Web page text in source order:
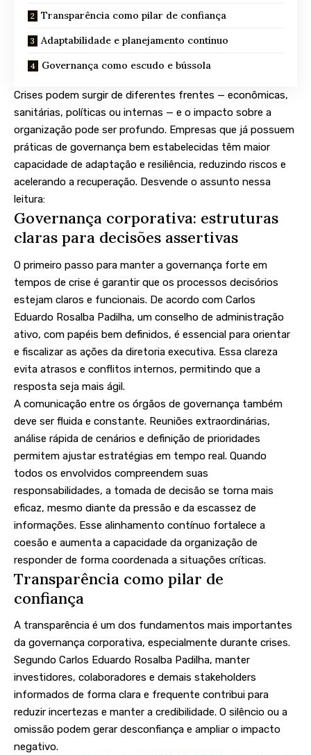
Transparência como pilar de confiança
Adaptabilidade e planejamento contínuo
Governança como escudo e bússola
Crises podem surgir de diferentes frentes — econômicas,
sanitárias, políticas ou internas — e o impacto sobre a
organização pode ser profundo. Empresas que já possuem
práticas de governança bem estabelecidas têm maior
capacidade de adaptação e resiliência, reduzindo riscos e
acelerando a recuperação. Desvende o assunto nessa
leitura:
Governança corporativa: estruturas
claras para decisões assertivas
O primeiro passo para manter a governança forte em
tempos de crise é garantir que os processos decisórios
estejam claros e funcionais. De acordo com Carlos
Eduardo Rosalba Padilha, um conselho de administração
ativo, com papéis bem definidos, é essencial para orientar
e fiscalizar as ações da diretoria executiva. Essa clareza
evita atrasos e conflitos internos, permitindo que a
resposta seja mais ágil.
A comunicação entre os órgãos de governança também
deve ser fluida e constante. Reuniões extraordinárias,
análise rápida de cenários e definição de prioridades
permitem ajustar estratégias em tempo real. Quando
todos os envolvidos compreendem suas
responsabilidades, a tomada de decisão se torna mais
eficaz, mesmo diante da pressão e da escassez de
informações. Esse alinhamento contínuo fortalece a
coesão e aumenta a capacidade da organização de
responder de forma coordenada a situações críticas.
Transparência como pilar de
confiança
A transparência é um dos fundamentos mais importantes
da governança corporativa, especialmente durante crises.
Segundo Carlos Eduardo Rosalba Padilha, manter
investidores, colaboradores e demais stakeholders
informados de forma clara e frequente contribui para
reduzir incertezas e manter a credibilidade. O silêncio ou a
omissão podem gerar desconfiança e ampliar o impacto
negativo.